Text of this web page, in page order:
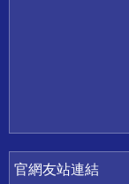
官網友站連結